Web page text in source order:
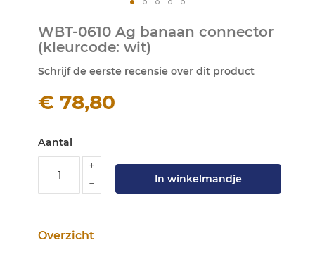
WBT-0610 Ag banaan connector
(kleurcode: wit)
Schrijf de eerste recensie over dit product
€ 78,80
Aantal
In winkelmandje
Overzicht
naar
het
van
afbeeldingen-